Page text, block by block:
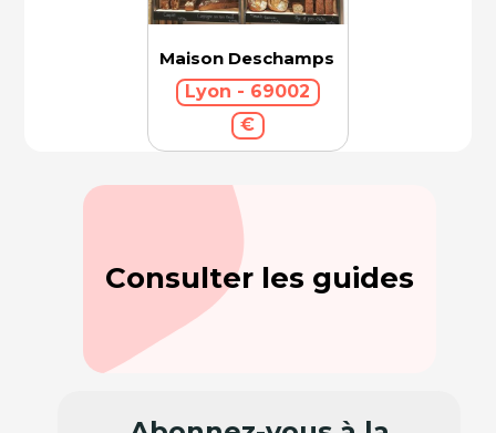
Maison Deschamps
Lyon - 69002
€
Consulter les guides